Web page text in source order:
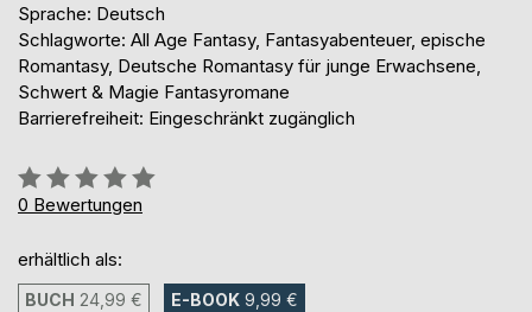
Sprache: Deutsch
Schlagworte: All Age Fantasy, Fantasyabenteuer, epische
Romantasy, Deutsche Romantasy für junge Erwachsene,
Schwert & Magie Fantasyromane
Barrierefreiheit: Eingeschränkt zugänglich
Bewertung::
0%
0 Bewertungen
erhältlich als:
BUCH 24,99 € E-BOOK 9,99 €